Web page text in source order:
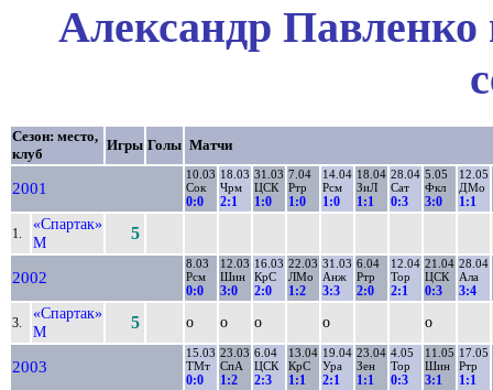
Александр Павленко
Сезон: место,
клуб
Игры Голы Матчи
2001
10.03
Сок
0:0
18.03
Чрм
2:1
31.03
ЦСК
1:0
7.04
Ртр
1:0
14.04
Рсм
1:0
18.04
ЗиЛ
1:1
28.04
Сат
0:3
5.05
Фкл
3:0
12.05
ДМо
1:1
1.
«Спартак»
М
5
2002
8.03
Рсм
0:0
12.03
Шин
3:0
16.03
КрС
2:0
22.03
ЛМо
1:2
31.03
Анж
3:3
6.04
Ртр
2:0
12.04
Тор
2:1
21.04
ЦСК
0:3
28.04
Ала
3:4
3.
«Спартак»
М
5 о о о о о
2003
15.03
ТМт
0:0
23.03
СпА
1:2
6.04
ЦСК
2:3
13.04
КрС
1:1
19.04
Ура
2:1
23.04
Зен
1:1
4.05
Тор
0:3
11.05
Шин
3:1
17.05
Ртр
1:1